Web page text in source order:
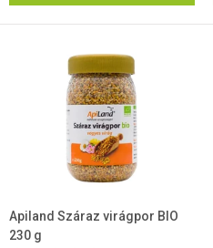
Apiland Száraz virágpor BIO
230 g